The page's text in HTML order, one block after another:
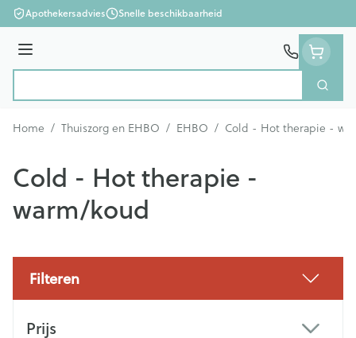
Ga naar de inhoud
Apothekersadvies Snelle beschikbaarheid
Menu
Zoek
Home / Thuiszorg en EHBO / EHBO / Cold - Hot therapie -
Cold - Hot therapie -
warm/koud
Filteren
Prijs